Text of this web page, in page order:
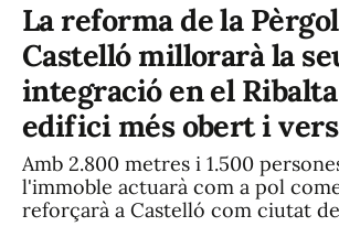
La reforma de la
Castelló millorarà la
integració en el
edifici més obert i
Amb 2.800 metres i 1.500
l'immoble actuarà com a pol
reforçarà a Castelló com ciutat